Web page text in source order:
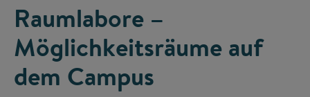
Raumlabore –
Möglichkeitsräume auf
dem Campus